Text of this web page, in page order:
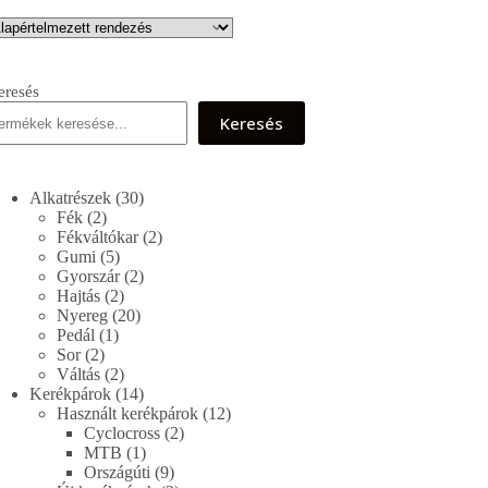
Keresés
Alkatrészek 3030
Fék 22
termék
Fékváltókar 22
Gumi 55
termék
Gyorszár 22
Hajtás 22
termék
Nyereg 2020
Pedál 11
Sor 22
termék
Váltás 22
termék
Kerékpárok 1414
termék
Használt kerékpárok 1212
Cyclocross 22
MTB 11
termék
Országúti 99